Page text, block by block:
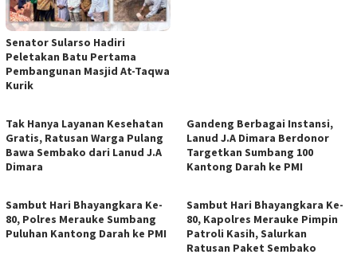
Senator Sularso Hadiri
Peletakan Batu Pertama
Pembangunan Masjid At-Taqwa
Kurik
Tak Hanya Layanan Kesehatan
Gratis, Ratusan Warga Pulang
Bawa Sembako dari Lanud J.A
Dimara
Gandeng Berbagai Instansi,
Lanud J.A Dimara Berdonor
Targetkan Sumbang 100
Kantong Darah ke PMI
Sambut Hari Bhayangkara Ke-
80, Polres Merauke Sumbang
Puluhan Kantong Darah ke PMI
Sambut Hari Bhayangkara Ke-
80, Kapolres Merauke Pimpin
Patroli Kasih, Salurkan
Ratusan Paket Sembako